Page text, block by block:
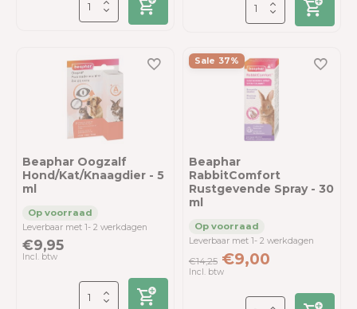
Beaphar Oogzalf
Hond/Kat/Knaagdier - 5
ml
Leverbaar met 1- 2 werkdagen
€9,95
Incl. btw
Sale 37%
Beaphar
RabbitComfort
Rustgevende Spray - 30
ml
Leverbaar met 1- 2 werkdagen
€14,25 €9,00
Incl. btw